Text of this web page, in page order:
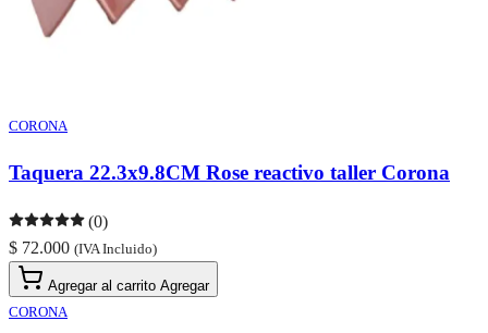
CORONA
Taquera 22.3x9.8CM Rose reactivo taller Corona
(0)
$ 72.000 (IVA Incluido)
Agregar al carrito Agregar
CORONA